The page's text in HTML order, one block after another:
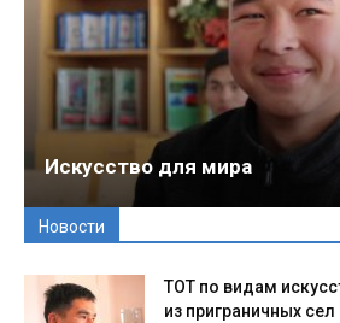
Искусство для мира
Новости
ТОТ по видам
из приграничных сел